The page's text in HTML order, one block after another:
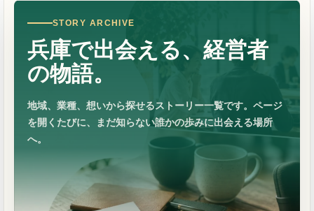
STORY ARCHIVE
兵庫で出会える、経営者
の物語。
地域、業種、想いから探せるストーリー一覧です。ページ
を開くたびに、まだ知らない誰かの歩みに出会える場所
へ。